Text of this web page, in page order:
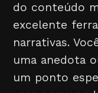
do conteúdo
excelente
narrativas.
uma anedota
um ponto